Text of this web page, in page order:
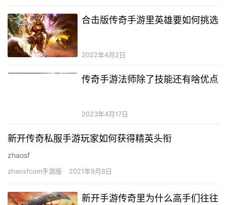
合击版传奇手游里英雄要如何挑选
2022年4月2日
传奇手游法师除了技能还有啥优点
2023年4月17日
新开传奇私服手游玩家如何获得精英头衔
zhaosf
zhaosfcom手游版 2021年9月8日
新开手游传奇里为什么高手们往往